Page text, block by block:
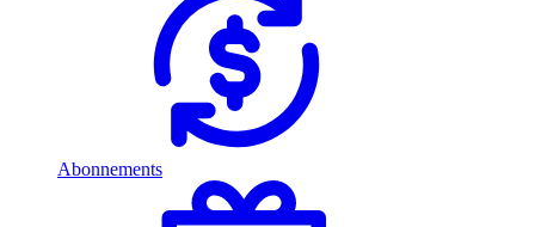
Abonnements